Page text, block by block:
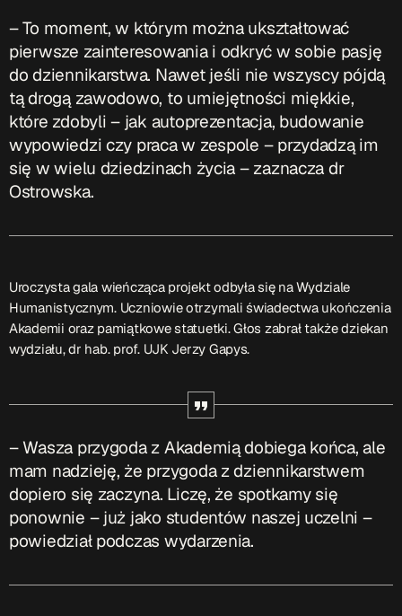
Audycja
Serwis Informacyjny
14:00 - 14:05
Serwis Informacyjny
18:00 - 18:05
Serwis Informacyjny
Serwis Informacyjny
10:00 - 10:05
TOP CHART
– To moment, w którym można ukształtować
pierwsze zainteresowania i odkryć w sobie pasję
do dziennikarstwa. Nawet jeśli nie wszyscy pójdą
tą drogą zawodowo, to umiejętności miękkie,
które zdobyli – jak autoprezentacja, budowanie
wypowiedzi czy praca w zespole – przydadzą im
się w wielu dziedzinach życia – zaznacza dr
Ostrowska.
Uroczysta gala wieńcząca projekt odbyła się na Wydziale
Humanistycznym. Uczniowie otrzymali świadectwa ukończenia
Akademii oraz pamiątkowe statuetki. Głos zabrał także dziekan
wydziału, dr hab. prof. UJK Jerzy Gapys.
– Wasza przygoda z Akademią dobiega końca, ale
mam nadzieję, że przygoda z dziennikarstwem
dopiero się zaczyna. Liczę, że spotkamy się
ponownie – już jako studentów naszej uczelni –
powiedział podczas wydarzenia.